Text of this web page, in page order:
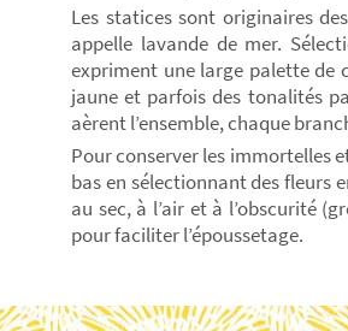
Les statices sont originaires
appelle lavande de mer.
expriment une large palette de
jaune et parfois des tonalités
aèrent l’ensemble, chaque
Pour conserver les immortelles
bas en sélectionnant des fleurs
au sec, à l’air et à l’obscurité
pour faciliter l’époussetage.